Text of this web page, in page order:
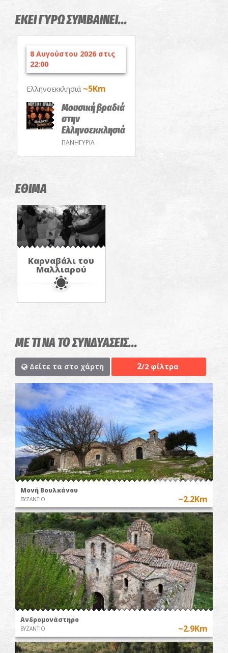
ΕΚΕΙ ΓΥΡΩ ΣΥΜΒΑΙΝΕΙ...
8 Αυγούστου 2026 στις
22:00
Ελληνοεκκλησιά ~5Km
Μουσική βραδιά
στην
Ελληνοεκκλησιά
ΠΑΝΗΓΥΡΙΑ
ΕΘΙΜΑ
Καρναβάλι του
Μαλλιαρού
ΜΕ ΤΙ ΝΑ ΤΟ ΣΥΝΔΥΑΣΕΙΣ...
Δείτε τα στο χάρτη 2/2 φίλτρα
Μονή Βουλκάνου
ΒΥΖΑΝΤΙΟ ~2.2Km
Ανδρομονάστηρο
ΒΥΖΑΝΤΙΟ ~2.9Km